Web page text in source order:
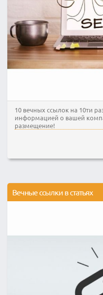
10 вечных ссылок на 10ти
информацией о вашей
размещение!
Вечные ссылки в статьях